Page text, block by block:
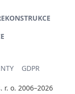
GDPR
r. o. 2006–2026